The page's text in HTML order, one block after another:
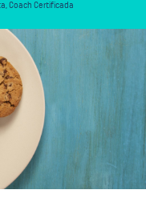
Coach Certificada